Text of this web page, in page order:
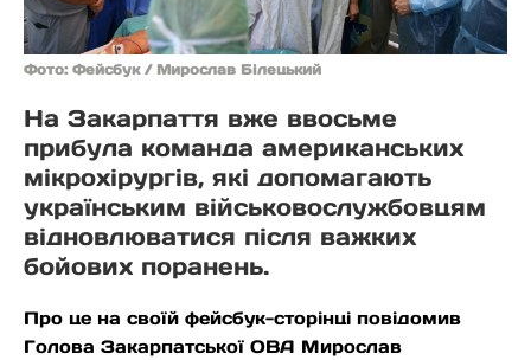
Фото: Фейсбук / Мирослав Білецький
На Закарпаття вже ввосьме
прибула команда американських
мікрохірургів, які допомагають
українським військовослужбовцям
відновлюватися після важких
бойових поранень.
Про це на своїй фейсбук-сторінці повідомив
Голова Закарпатської ОВА Мирослав